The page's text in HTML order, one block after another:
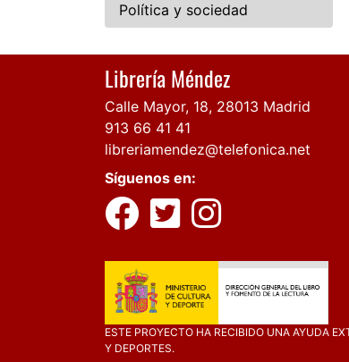
Política y sociedad
Librería Méndez
Calle Mayor, 18, 28013 Madrid
913 66 41 41
libreriamendez@telefonica.net
Síguenos en:
ESTE PROYECTO HA RECIBIDO UNA AYUDA
Y DEPORTES.